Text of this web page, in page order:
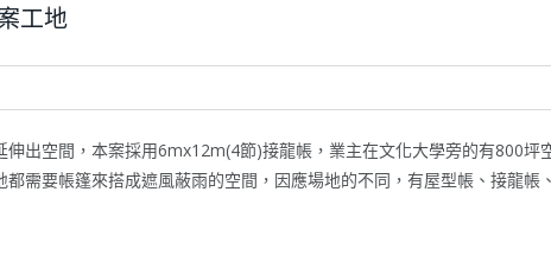
工地
伸出空間，本案採用6mx12m(4節)接龍帳，業主在文化大學旁的有800坪
都需要帳篷來搭成遮風蔽雨的空間，因應場地的不同，有屋型帳、接龍帳